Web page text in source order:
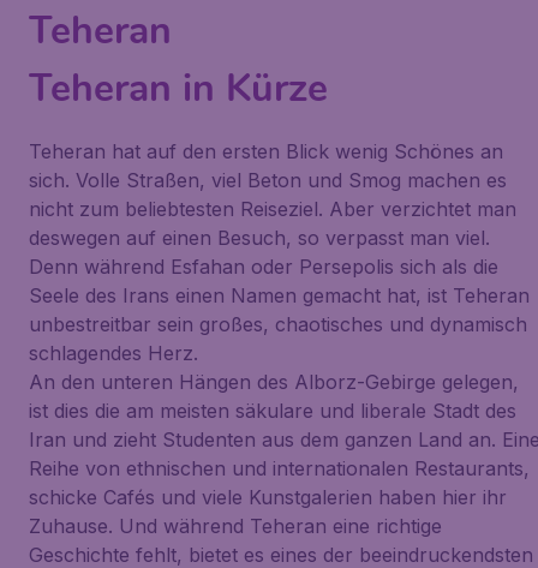
Teheran
Teheran in Kürze
Teheran hat auf den ersten Blick wenig Schönes an
sich. Volle Straßen, viel Beton und Smog machen es
nicht zum beliebtesten Reiseziel. Aber verzichtet man
deswegen auf einen Besuch, so verpasst man viel.
Denn während Esfahan oder Persepolis sich als die
Seele des Irans einen Namen gemacht hat, ist Teheran
unbestreitbar sein großes, chaotisches und dynamisch
schlagendes Herz.
An den unteren Hängen des Alborz-Gebirge gelegen,
ist dies die am meisten säkulare und liberale Stadt des
Iran und zieht Studenten aus dem ganzen Land an.
Reihe von ethnischen und internationalen Restaurants,
schicke Cafés und viele Kunstgalerien haben hier ihr
Zuhause. Und während Teheran eine richtige
Geschichte fehlt, bietet es eines der beeindruckendsten